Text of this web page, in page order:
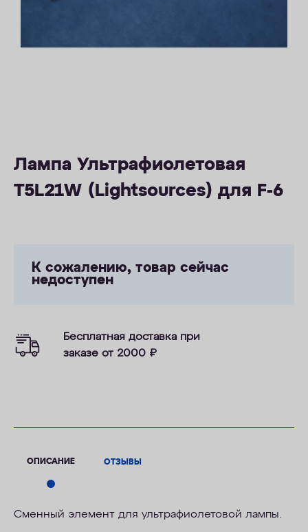
Лампа Ультрафиолетовая
T5L21W (Lightsources) для F-6
К сожалению, товар сейчас
недоступен
Бесплатная доставка при
заказе от 2000 ₽
ОПИСАНИЕ ОТЗЫВЫ
Сменный элемент для ультрафиолетовой лампы.